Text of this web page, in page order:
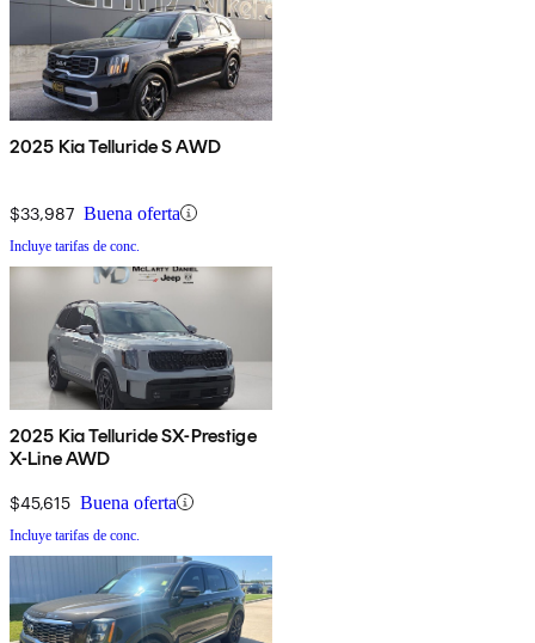
2025 Kia Telluride S AWD
$33,987 Buena oferta
Incluye tarifas de conc.
2025 Kia Telluride SX-Prestige
X-Line AWD
$45,615 Buena oferta
Incluye tarifas de conc.